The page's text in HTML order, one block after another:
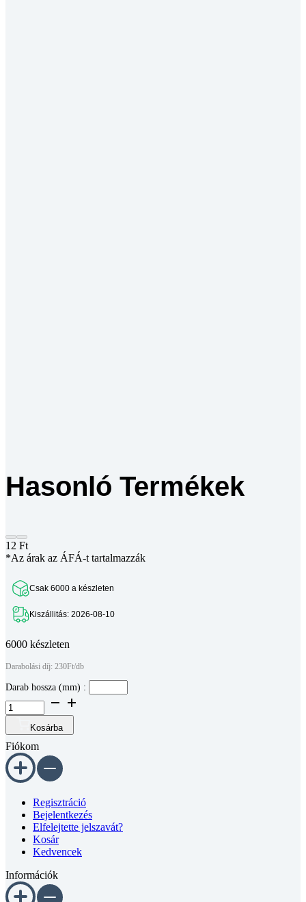
Hasonló Termékek
12 Ft
*Az árak az ÁFÁ-t tartalmazzák
Csak 6000 a készleten
Kiszállitás: 2026-08-10
6000 készleten
Darabolási díj: 230Ft/db
Darab hossza (mm) :
Aluprofil
-
40x20
-
Fekete
-
méretre
vágva
mennyiség
Kosárba
Fiókom
Regisztráció
Bejelentkezés
Elfelejtette jelszavát?
Kosár
Kedvencek
Információk